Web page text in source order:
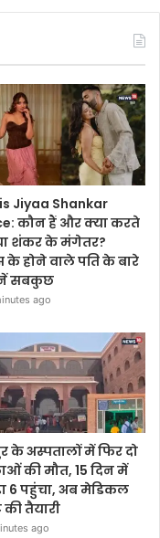
Jiyaa Shankar
कौन हैं और क्या करते
शंकर के मंगेतर?
के होने वाले पति के बारे
सबकुछ
ago
के अस्पतालों में फिर दो
की मौत, 15 दिन में
6 पहुंचा, अब मेडिकल
तैयारी
ago